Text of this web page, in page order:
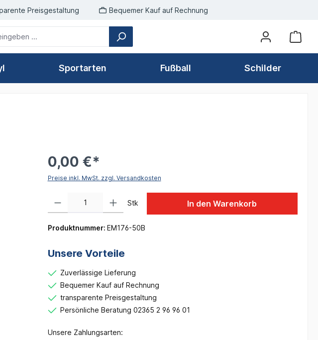
Preisgestaltung Bequemer Kauf auf Rechnung
Sportarten Fußball Schilder
0,00 €*
Preise inkl. MwSt. zzgl. Versandkosten
Stk In den Warenkorb
Produktnummer: EM176-50B
Unsere Vorteile
Zuverlässige Lieferung
Bequemer Kauf auf Rechnung
transparente Preisgestaltung
Persönliche Beratung 02365 2 96 96 01
Unsere Zahlungsarten: